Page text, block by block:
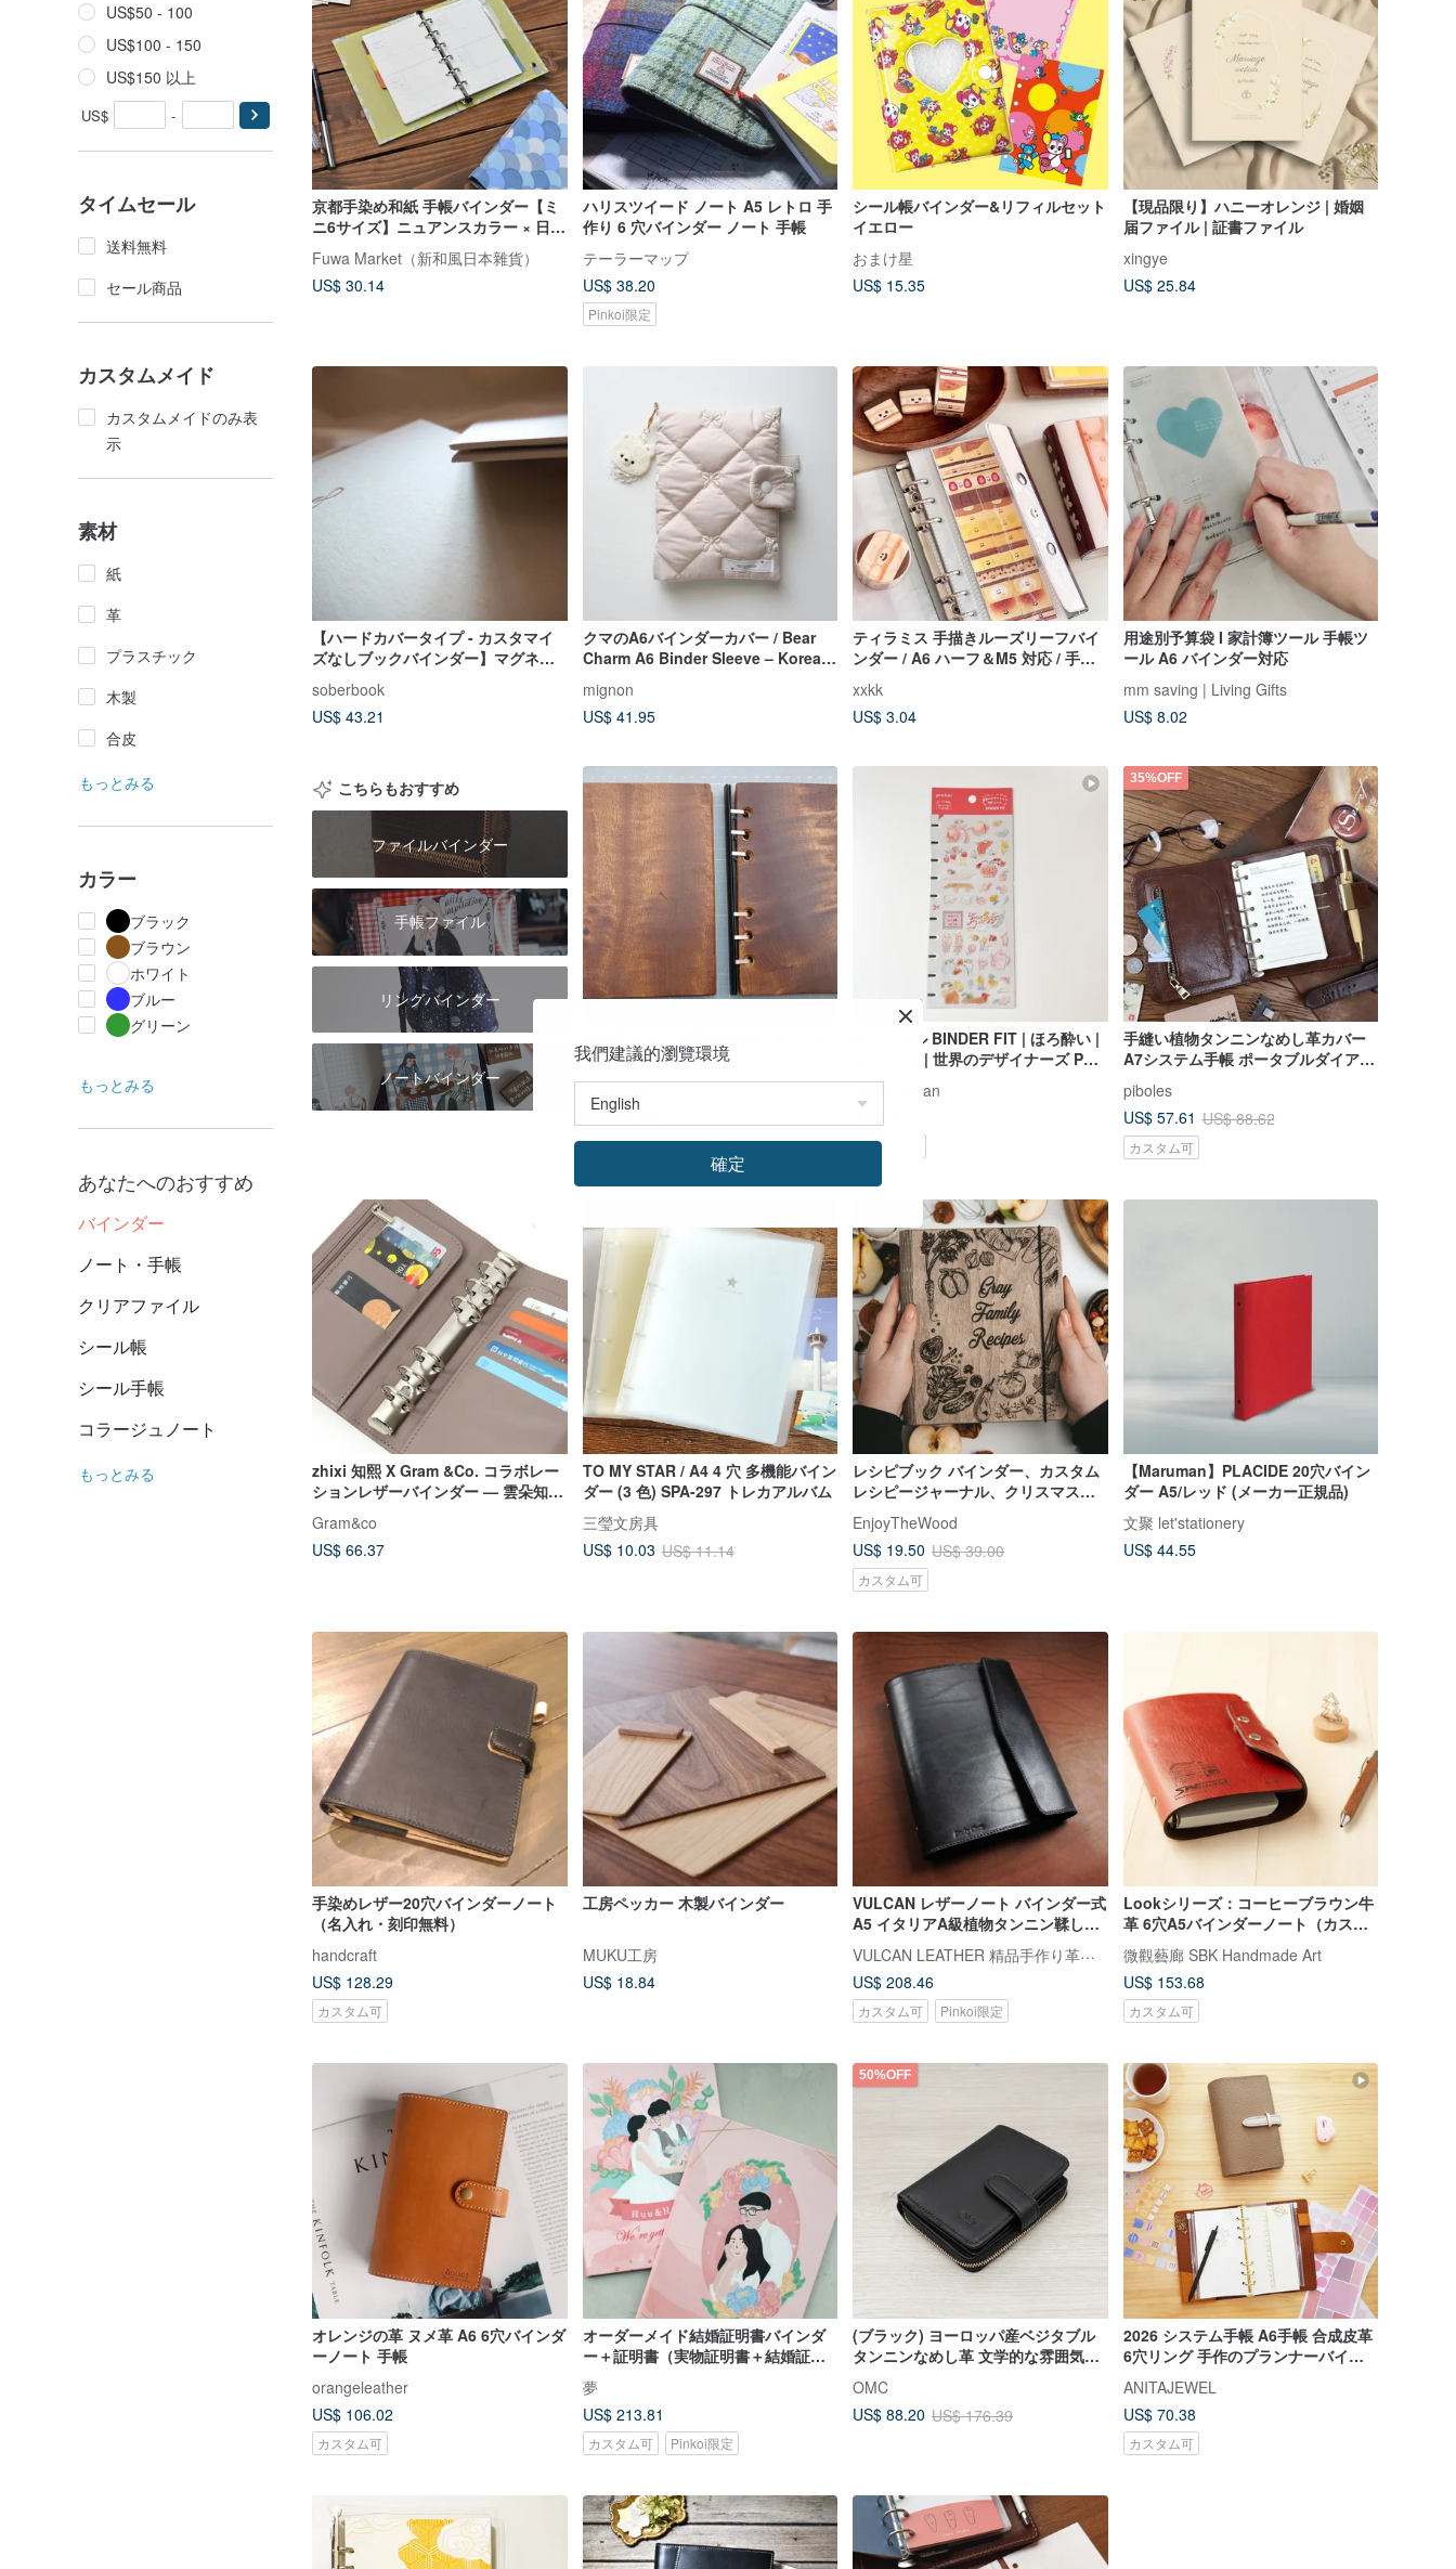
US$50 - 100
US$100 - 150
US$150 以上
US$ -
タイムセール
送料無料
セール商品
カスタムメイド
カスタムメイドのみ表
示
素材
紙
革
プラスチック
木製
合皮
もっとみる
カラー
ブラック
ブラウン
ホワイト
ブルー
グリーン
もっとみる
あなたへのおすすめ
バインダー
ノート・手帳
クリアファイル
シール帳
シール手帳
コラージュノート
もっとみる
京都手染め和紙 手帳バインダー【ミ
ニ6サイズ】ニュアンスカラー × 日本
の伝統文様 青海波・梅・市松・銀
杏
Fuwa Market（新和風日本雜貨）
US$ 30.14
ハリスツイード ノート A5 レトロ 手
作り 6 穴バインダー ノート 手帳
テーラーマップ
US$ 38.20
Pinkoi限定
シール帳バインダー&リフィルセット
イエロー
おまけ星
US$ 15.35
【現品限り】ハニーオレンジ | 婚姻
届ファイル | 証書ファイル
xingye
US$ 25.84
【ハードカバータイプ - カスタマイ
ズなしブックバインダー】マグネッ
トボックス 結婚証明書 無地バインダ
ー 男女/同性婚
soberbook
US$ 43.21
クマのA6バインダーカバー / Bear
Charm A6 Binder Sleeve – Korean
mignon
US$ 41.95
ティラミス 手描きルーズリーフバイ
ンダー / A6 ハーフ＆M5 対応 / 手帳
収納ギフト
xxkk
US$ 3.04
用途別予算袋 I 家計簿ツール 手帳ツ
ール A6 バインダー対応
mm saving | Living Gifts
US$ 8.02
こちらもおすすめ
ファイルバインダー
手帳ファイル
リングバインダー
ノートバインダー
ンダーノート（大）
a8903523
US$ 26.73
PETシール BINDER FIT | ほろ酔い |
dodolulu | 世界のデザイナーズ PET
Sticker
Pinkoi Japan
Pinkoi限定
35%OFF
手縫い植物タンニンなめし革カバー
A7システム手帳 ポータブルダイアリ
piboles
US$ 57.61 US$ 88.62
カスタム可
zhixi 知熙 X Gram &Co. コラボレー
ションレザーバインダー — 雲朵知存
本（大リング版）
Gram&co
US$ 66.37
TO MY STAR / A4 4 穴 多機能バイン
ダー (3 色) SPA-297 トレカアルバム
三瑩文房具
US$ 10.03 US$ 11.14
レシピブック バインダー、カスタム
レシピージャーナル、クリスマスギ
フト、ファミリークックブック
EnjoyTheWood
US$ 19.50 US$ 39.00
カスタム可
【Maruman】PLACIDE 20穴バイン
ダー A5/レッド (メーカー正規品)
文聚 let'stationery
US$ 44.55
手染めレザー20穴バインダーノート
（名入れ・刻印無料）
handcraft
US$ 128.29
カスタム可
工房ペッカー 木製バインダー
MUKU工房
US$ 18.84
VULCAN レザーノート バインダー式
A5 イタリアA級植物タンニン鞣し牛
革 刻印サービス追加可能
VULCAN LEATHER 精品手作り革製品
US$ 208.46
カスタム可 Pinkoi限定
Lookシリーズ：コーヒーブラウン牛
革 6穴A5バインダーノート（カスタ
ムオーダー）
微觀藝廊 SBK Handmade Art
US$ 153.68
カスタム可
オレンジの革 ヌメ革 A6 6穴バインダ
ーノート 手帳
orangeleather
US$ 106.02
カスタム可
オーダーメイド結婚証明書バインダ
ー＋証明書（実物証明書＋結婚証明
書バインダー＋似顔絵データを含
む）
夢
US$ 213.81
カスタム可 Pinkoi限定
50%OFF
(ブラック) ヨーロッパ産ベジタブル
タンニンなめし革 文学的な雰囲気の
ォレット 94161
OMC
US$ 88.20 US$ 176.39
2026 システム手帳 A6手帳 合成皮革
6穴リング 手作のプランナーバイン
レットジャーナル
ANITAJEWEL
US$ 70.38
カスタム可
我們建議的瀏覽環境
確定